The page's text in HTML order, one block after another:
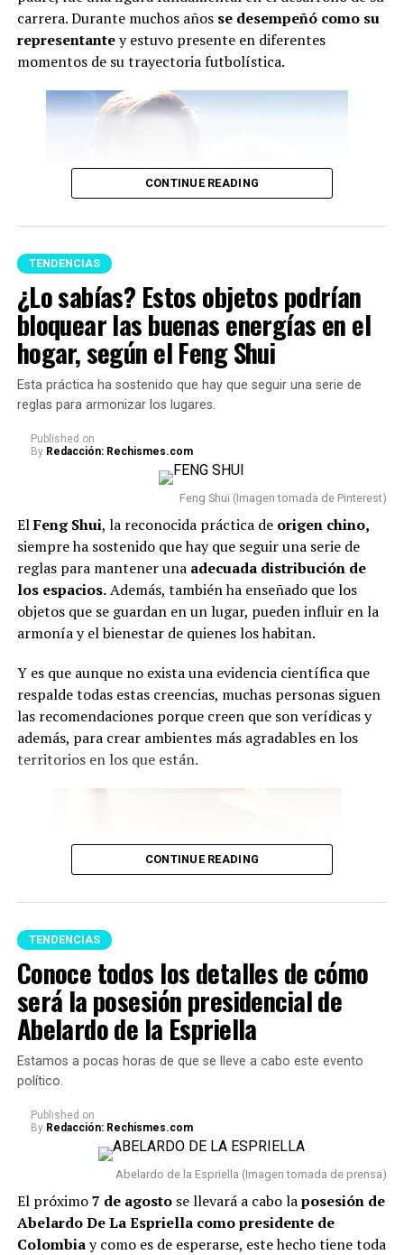
carrera. Durante muchos añosse desempeñó como su
representantey estuvo presente en diferentes
momentos de su trayectoria futbolística.
Lionel Messi y su papá (Imagen tomada de prensa)
Y en este caso, se supo que Messi venía atravesando una
delicada situación de salud. De hecho, desde junio de este
seguimiento médicoy pidió respeto frente a las
versiones y especulaciones que circulaban sobre su
estado. En ese entonces, se llegó a decir que el hombre
Y pese a que por unas semanas mostró evolución, el
pasado 7 de agosto,Jorgeno le ganó la batalla a la
muerte y murió en un centro médico de Rosario, ciudad
en la que nació. Es preciso resaltar que aún se conocen
mayores detalles sobre las circunstancias de su muerte.
Lee también: “Y el verano rosa ahora es un
invierno”: Karol G estrenó su nuevo álbum y fans
descubrieron posibles referencias a Feid
Hasta el momento, esta noticia ha causado tristeza
pronunciamiento público sobre el fallecimiento de su
de Lionel Messi, así lo
comunicaba el sanatorio
Centro, a través de su
Director Médico.
pic.twitter.com/mUt8oLXegy
— Gabriel Castro
(@GabrielCastroOK)
August 8, 2026
CONTINUE READING
TENDENCIAS
¿Lo sabías? Estos objetos podrían
bloquear las buenas energías en el
hogar, según el Feng Shui
Esta práctica ha sostenido que hay que seguir una serie de
reglas para armonizar los lugares.
Published on
By Redacción: Rechismes.com
Feng Shui (Imagen tomada de Pinterest)
ElFeng Shui, la reconocida práctica deorigen chino,
siempre ha sostenido que hay que seguir una serie de
reglas para mantener unaadecuada distribución de
los espacios.Además, también ha enseñado que los
objetos que se guardan en un lugar, pueden influir en la
armonía y el bienestar de quienes los habitan.
Y es que aunque no exista una evidencia científica que
respalde todas estas creencias, muchas personas siguen
las recomendaciones porque creen que son verídicas y
además, para crear ambientes más agradables en los
territorios en los que están.
Feng Shui (Imagen tomada de Pinterest)
A continuación te presentamos algunos consejos,
respecto a qué
1. Uno de los principales reglas esevitar acumular
objetos rotos o dañados. Cosas como espejos partidos,
relojes que no funcionan o electrodomésticos sin
funcionamiento suelen asociarse con el estancamiento y
la dificultad para avanzar.
CONTINUE READING
TENDENCIAS
Conoce todos los detalles de cómo
será la posesión presidencial de
Abelardo de la Espriella
Estamos a pocas horas de que se lleve a cabo este evento
político.
Published on
By Redacción: Rechismes.com
Abelardo de la Espriella (Imagen tomada de prensa)
El próximo7 de agostose llevará a cabo laposesión de
Abelardo De La Espriella como presidente de
Colombiay como es de esperarse, este hecho tiene toda